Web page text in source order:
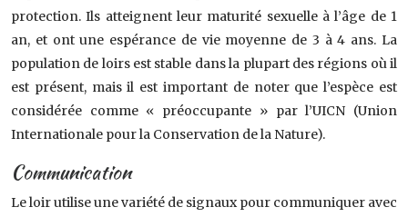
protection. Ils atteignent leur maturité sexuelle à l’âge de 1
an, et ont une espérance de vie moyenne de 3 à 4 ans. La
population de loirs est stable dans la plupart des régions où il
est présent, mais il est important de noter que l’espèce est
considérée comme « préoccupante » par l’UICN (Union
Internationale pour la Conservation de la Nature).
Communication
Le loir utilise une variété de signaux pour communiquer avec